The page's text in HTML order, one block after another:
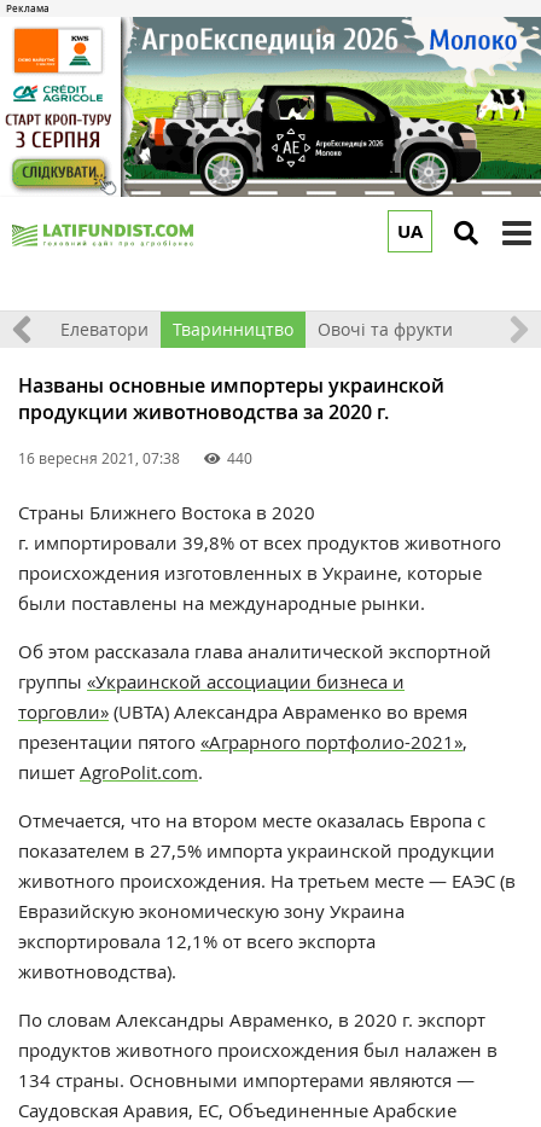
UA
Елеватори Тваринництво Овочі та фрукти
Названы основные импортеры украинской
продукции животноводства за 2020 г.
16 вересня 2021, 07:38 440
Страны Ближнего Востока в 2020
г. импортировали 39,8% от всех продуктов животного
происхождения изготовленных в Украине, которые
были поставлены на международные рынки.
Об этом рассказала глава аналитической экспортной
группы «Украинской ассоциации бизнеса и
торговли» (UBTA) Александра Авраменко во время
презентации пятого «Аграрного портфолио-2021»,
пишет AgroPolit.com.
Отмечается, что на втором месте оказалась Европа с
показателем в 27,5% импорта украинской продукции
животного происхождения. На третьем месте — ЕАЭС (в
Евразийскую экономическую зону Украина
экспортировала 12,1% от всего экспорта
животноводства).
По словам Александры Авраменко, в 2020 г. экспорт
продуктов животного происхождения был налажен в
134 страны. Основными импортерами являются —
Саудовская Аравия, ЕС, Объединенные Арабские